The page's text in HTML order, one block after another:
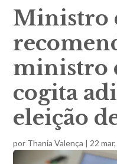
Ministro
ministro
cogita
eleição
por Thania Valença | 22